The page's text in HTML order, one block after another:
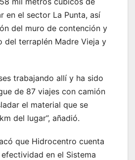
en el sector La Punta, así
del muro de contención y
del terraplén Madre Vieja y
trabajando allí y ha sido
de 87 viajes con camión
el material que se
del lugar”, añadió.
que Hidrocentro cuenta
en el Sistema